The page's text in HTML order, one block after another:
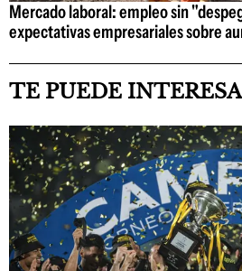
Mercado laboral: empleo sin
expectativas empresariales sobre
TE PUEDE